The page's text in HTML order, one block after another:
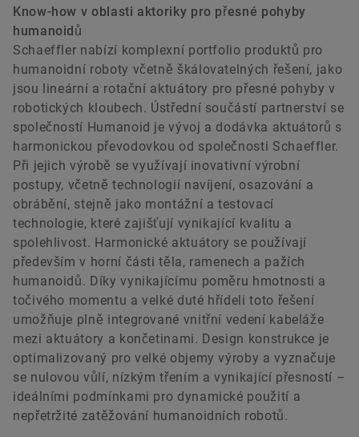
Know-how v oblasti aktoriky pro přesné pohyby
humanoidů
Schaeffler nabízí komplexní portfolio produktů pro
humanoidní roboty včetně škálovatelných řešení, jako
jsou lineární a rotační aktuátory pro přesné pohyby v
robotických kloubech. Ústřední součástí partnerství se
společností Humanoid je vývoj a dodávka aktuátorů s
harmonickou převodovkou od společnosti Schaeffler.
Při jejich výrobě se využívají inovativní výrobní
postupy, včetně technologií navíjení, osazování a
obrábění, stejně jako montážní a testovací
technologie, které zajišťují vynikající kvalitu a
spolehlivost. Harmonické aktuátory se používají
především v horní části těla, ramenech a pažích
humanoidů. Díky vynikajícímu poměru hmotnosti a
točivého momentu a velké duté hřídeli toto řešení
umožňuje plně integrované vnitřní vedení kabeláže
mezi aktuátory a končetinami. Design konstrukce je
optimalizovaný pro velké objemy výroby a vyznačuje
se nulovou vůlí, nízkým třením a vynikající přesností –
ideálními podmínkami pro dynamické použití a
nepřetržité zatěžování humanoidních robotů.